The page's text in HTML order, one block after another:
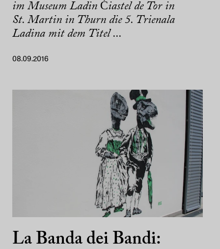
im Museum Ladin Ćiastel de Tor in
St. Martin in Thurn die 5. Trienala
Ladina mit dem Titel ...
08.09.2016
La Banda dei Bandi: